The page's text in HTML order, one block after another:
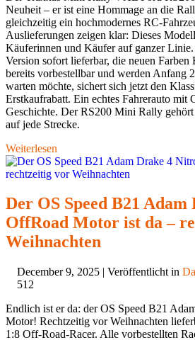
Neuheit – er ist eine Hommage an die
gleichzeitig ein hochmodernes
Auslieferungen zeigen klar: Dieses
Käuferinnen und Käufer auf ganzer
Version sofort lieferbar, die neuen
bereits vorbestellbar und werden Anfang
warten möchte, sichert sich jetzt den
Erstkaufrabatt. Ein echtes Fahrerauto mit
Geschichte. Der RS200 Mini Rally
auf jede Strecke.
Weiterlesen
Der OS Speed B21
OffRoad Motor ist da –
Weihnachten
December 9, 2025 | Veröffentlicht in
512
Endlich ist er da: der OS Speed B21
Motor! Rechtzeitig vor Weihnachten
1:8 Off-Road-Racer. Alle vorbestellten